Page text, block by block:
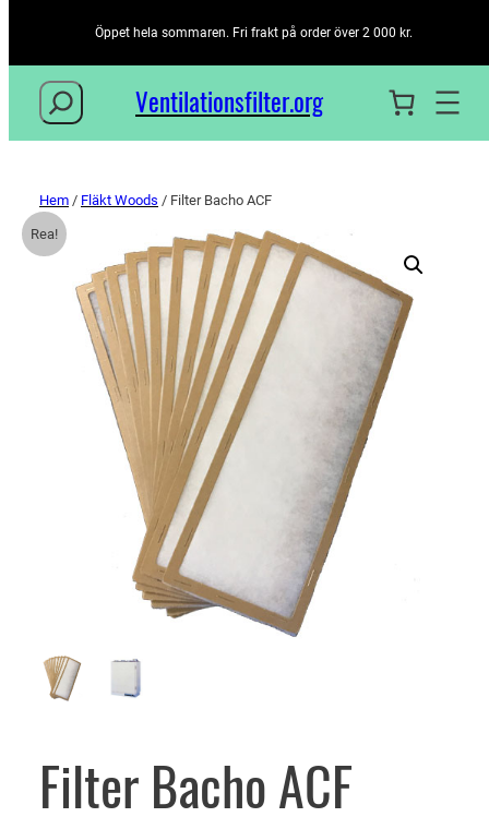
Öppet hela sommaren. Fri frakt på order över 2 000 kr.
Sök Ventilationsfilter­.org
Hem / Fläkt Woods / Filter Bacho ACF
Rea!
Filter Bacho ACF